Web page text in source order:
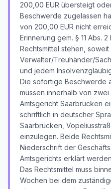
200,00 EUR übersteigt
Beschwerde zugelassen
von 200,00 EUR nicht
Erinnerung gem. § 11 Abs.
Rechtsmittel stehen,
Verwalter/Treuhänder/
und jedem
Die sofortige Beschwerde
müssen innerhalb von
Amtsgericht Saarbrücken
schriftlich in deutscher
Saarbrücken,
einzulegen. Beide
Niederschrift der
Amtsgerichts erklärt
Das Rechtsmittel muss
Wochen bei dem